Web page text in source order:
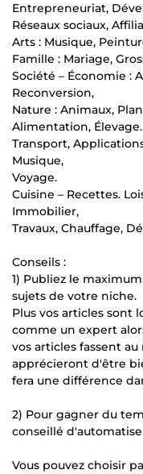
Entrepreneuriat,
Réseaux sociaux,
Arts : Musique,
Famille : Mariage,
Société – Économie :
Reconversion,
Nature : Animaux,
Alimentation, Élevage.
Transport,
Musique,
Voyage.
Cuisine – Recettes.
Immobilier,
Travaux, Chauffage,
Conseils :
1) Publiez le
sujets de votre niche.
Plus vos articles sont
comme un expert
vos articles fassent au
apprécieront d'être
fera une différence
2) Pour gagner du
conseillé
Vous pouvez choisir